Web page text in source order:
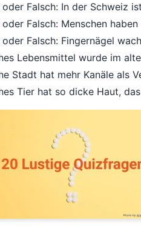
oder Falsch: In der Schweiz
oder Falsch: Menschen
oder Falsch: Fingernägel
Lebensmittel wurde im
Stadt hat mehr Kanäle als
Tier hat so dicke Haut,